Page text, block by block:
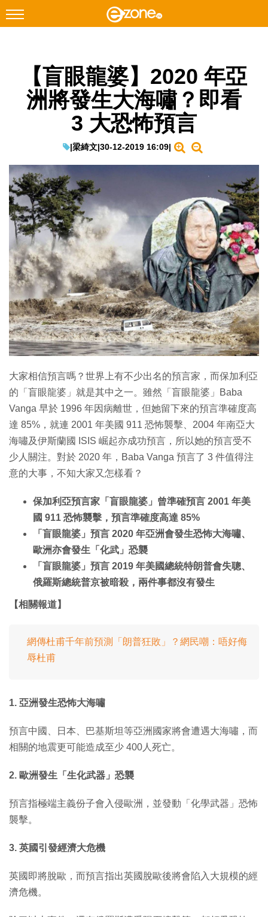
Facebook Instagram
科技焦點
教學評測
EduTech
IT Times
生成式AI與雲端應用
Enterprise Digital Transformation
特集
【盲眼龍婆】2020 年亞
洲將發生大海嘯？即看
3 大恐怖預言
|梁綺文|30-12-2019 16:09|
大家相信預言嗎？世界上有不少出名的預言家，而保加利亞
的「盲眼龍婆」就是其中之一。雖然「盲眼龍婆」Baba
Vanga 早於 1996 年因病離世，但她留下來的預言準確度高
達 85%，就連 2001 年美國 911 恐怖襲擊、2004 年南亞大
海嘯及伊斯蘭國 ISIS 崛起亦成功預言，所以她的預言受不
少人關注。對於 2020 年，Baba Vanga 預言了 3 件值得注
意的大事，不知大家又怎樣看？
保加利亞預言家「盲眼龍婆」曾準確預言 2001 年美
國 911 恐怖襲擊，預言準確度高達 85%
「盲眼龍婆」預言 2020 年亞洲會發生恐怖大海嘯、
歐洲亦會發生「化武」恐襲
「盲眼龍婆」預言 2019 年美國總統特朗普會失聰、
俄羅斯總統普京被暗殺，兩件事都沒有發生
【相關報道】
網傳杜甫千年前預測「朗普狂敗」？網民嘲：唔好侮
辱杜甫
1. 亞洲發生恐怖大海嘯
預言中國、日本、巴基斯坦等亞洲國家將會遭遇大海嘯，而
相關的地震更可能造成至少 400人死亡。
2. 歐洲發生「生化武器」恐襲
預言指極端主義份子會入侵歐洲，並發動「化學武器」恐怖
襲擊。
3. 英國引發經濟大危機
英國即將脫歐，而預言指出英國脫歐後將會陷入大規模的經
濟危機。